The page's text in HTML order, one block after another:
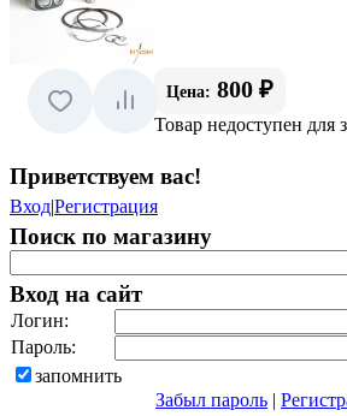
Цена: 800 ₽
Товар недоступен для
Приветствуем вас!
Вход|Регистрация
Поиск по магазину
Вход на сайт
Логин:
Пароль:
запомнить
Забыл пароль |